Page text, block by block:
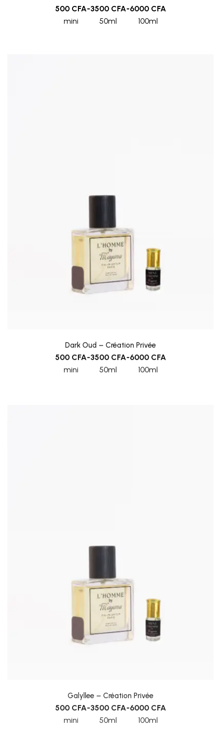
500 CFA
mini
-3500 CFA
50ml
-6000 CFA
100ml
500 CFA
mini
-3500 CFA
50ml
-6000 CFA
100ml
Dark Oud – Création Privée
500CFA
mini
-3500CFA
50ml
-6000CFA
100ml